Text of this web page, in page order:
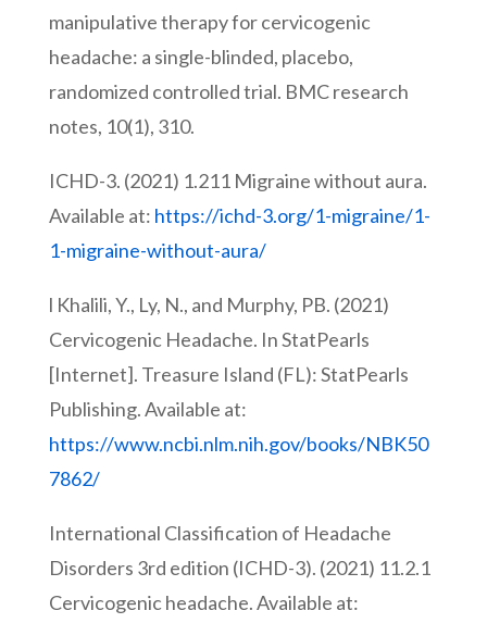
manipulative therapy for cervicogenic
headache: a single-blinded, placebo,
randomized controlled trial. BMC research
notes, 10(1), 310.
ICHD-3. (2021) 1.211 Migraine without aura.
Available at: https://ichd-3.org/1-migraine/1-
1-migraine-without-aura/
l Khalili, Y., Ly, N., and Murphy, PB. (2021)
Cervicogenic Headache. In StatPearls
[Internet]. Treasure Island (FL): StatPearls
Publishing. Available at:
https://www.ncbi.nlm.nih.gov/books/NBK50
7862/
International Classification of Headache
Disorders 3rd edition (ICHD-3). (2021) 11.2.1
Cervicogenic headache. Available at: